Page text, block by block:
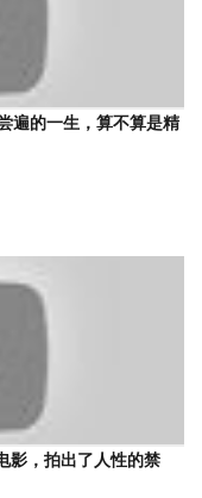
遍的一生，算不算是精
影，拍出了人性的禁